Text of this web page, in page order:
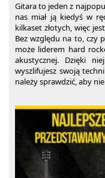
Gitara to jeden z
nas miał ją kiedyś w
kilkaset złotych, więc
Bez względu na to, czy
może liderem hard
akustycznej. Dzięki
wyszlifujesz swoją
należy sprawdzić, aby